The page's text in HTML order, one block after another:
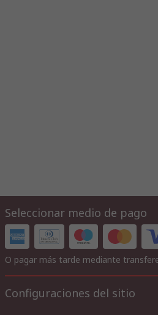
Seleccionar medio de pago
O pagar más tarde mediante
Configuraciones del sitio